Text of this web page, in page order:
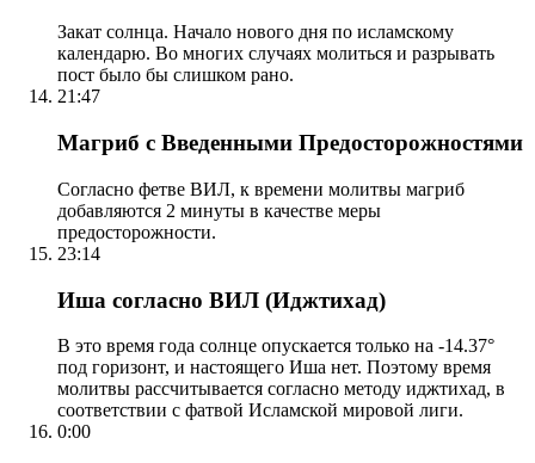
Закат солнца. Начало нового дня по исламскому
календарю. Во многих случаях молиться и разрывать
пост было бы слишком рано.
21:47
Магриб с Введенными Предосторожностями
Согласно фетве ВИЛ, к времени молитвы магриб
добавляются 2 минуты в качестве меры
предосторожности.
23:14
Иша согласно ВИЛ (Иджтихад)
В это время года солнце опускается только на -14.37°
под горизонт, и настоящего Иша нет. Поэтому время
молитвы рассчитывается согласно методу иджтихад, в
соответствии с фатвой Исламской мировой лиги.
0:00